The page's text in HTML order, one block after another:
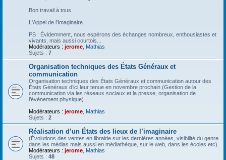
Bon travail à tous.
L'Appel de l'Imaginaire.
PS : Évidemment, nous espérons des échanges nombreux, enthousiastes et
vivants, mais aussi courtois...
Modérateurs : jerome Mathias
Sujets : 7
Organisation techniques des États Généraux et
communication
Organisation techniques des États Généraux et communication autour des
États Généraux d’ici leur tenue en novembre prochain (Gestion de la
communication via les réseaux sociaux et la presse, organisation de
l’évènement physique).
Modérateurs : jerome Mathias
Sujets : 2
Réalisation d’un États des lieux de l’imaginaire
(Évolutions des ventes en librairie sur les dernières années, visibilité du genre
dans les médias mais aussi en médiathèque, sur le web, dans les écoles etc).
Modérateurs : jerome Mathias
Sujets : 48